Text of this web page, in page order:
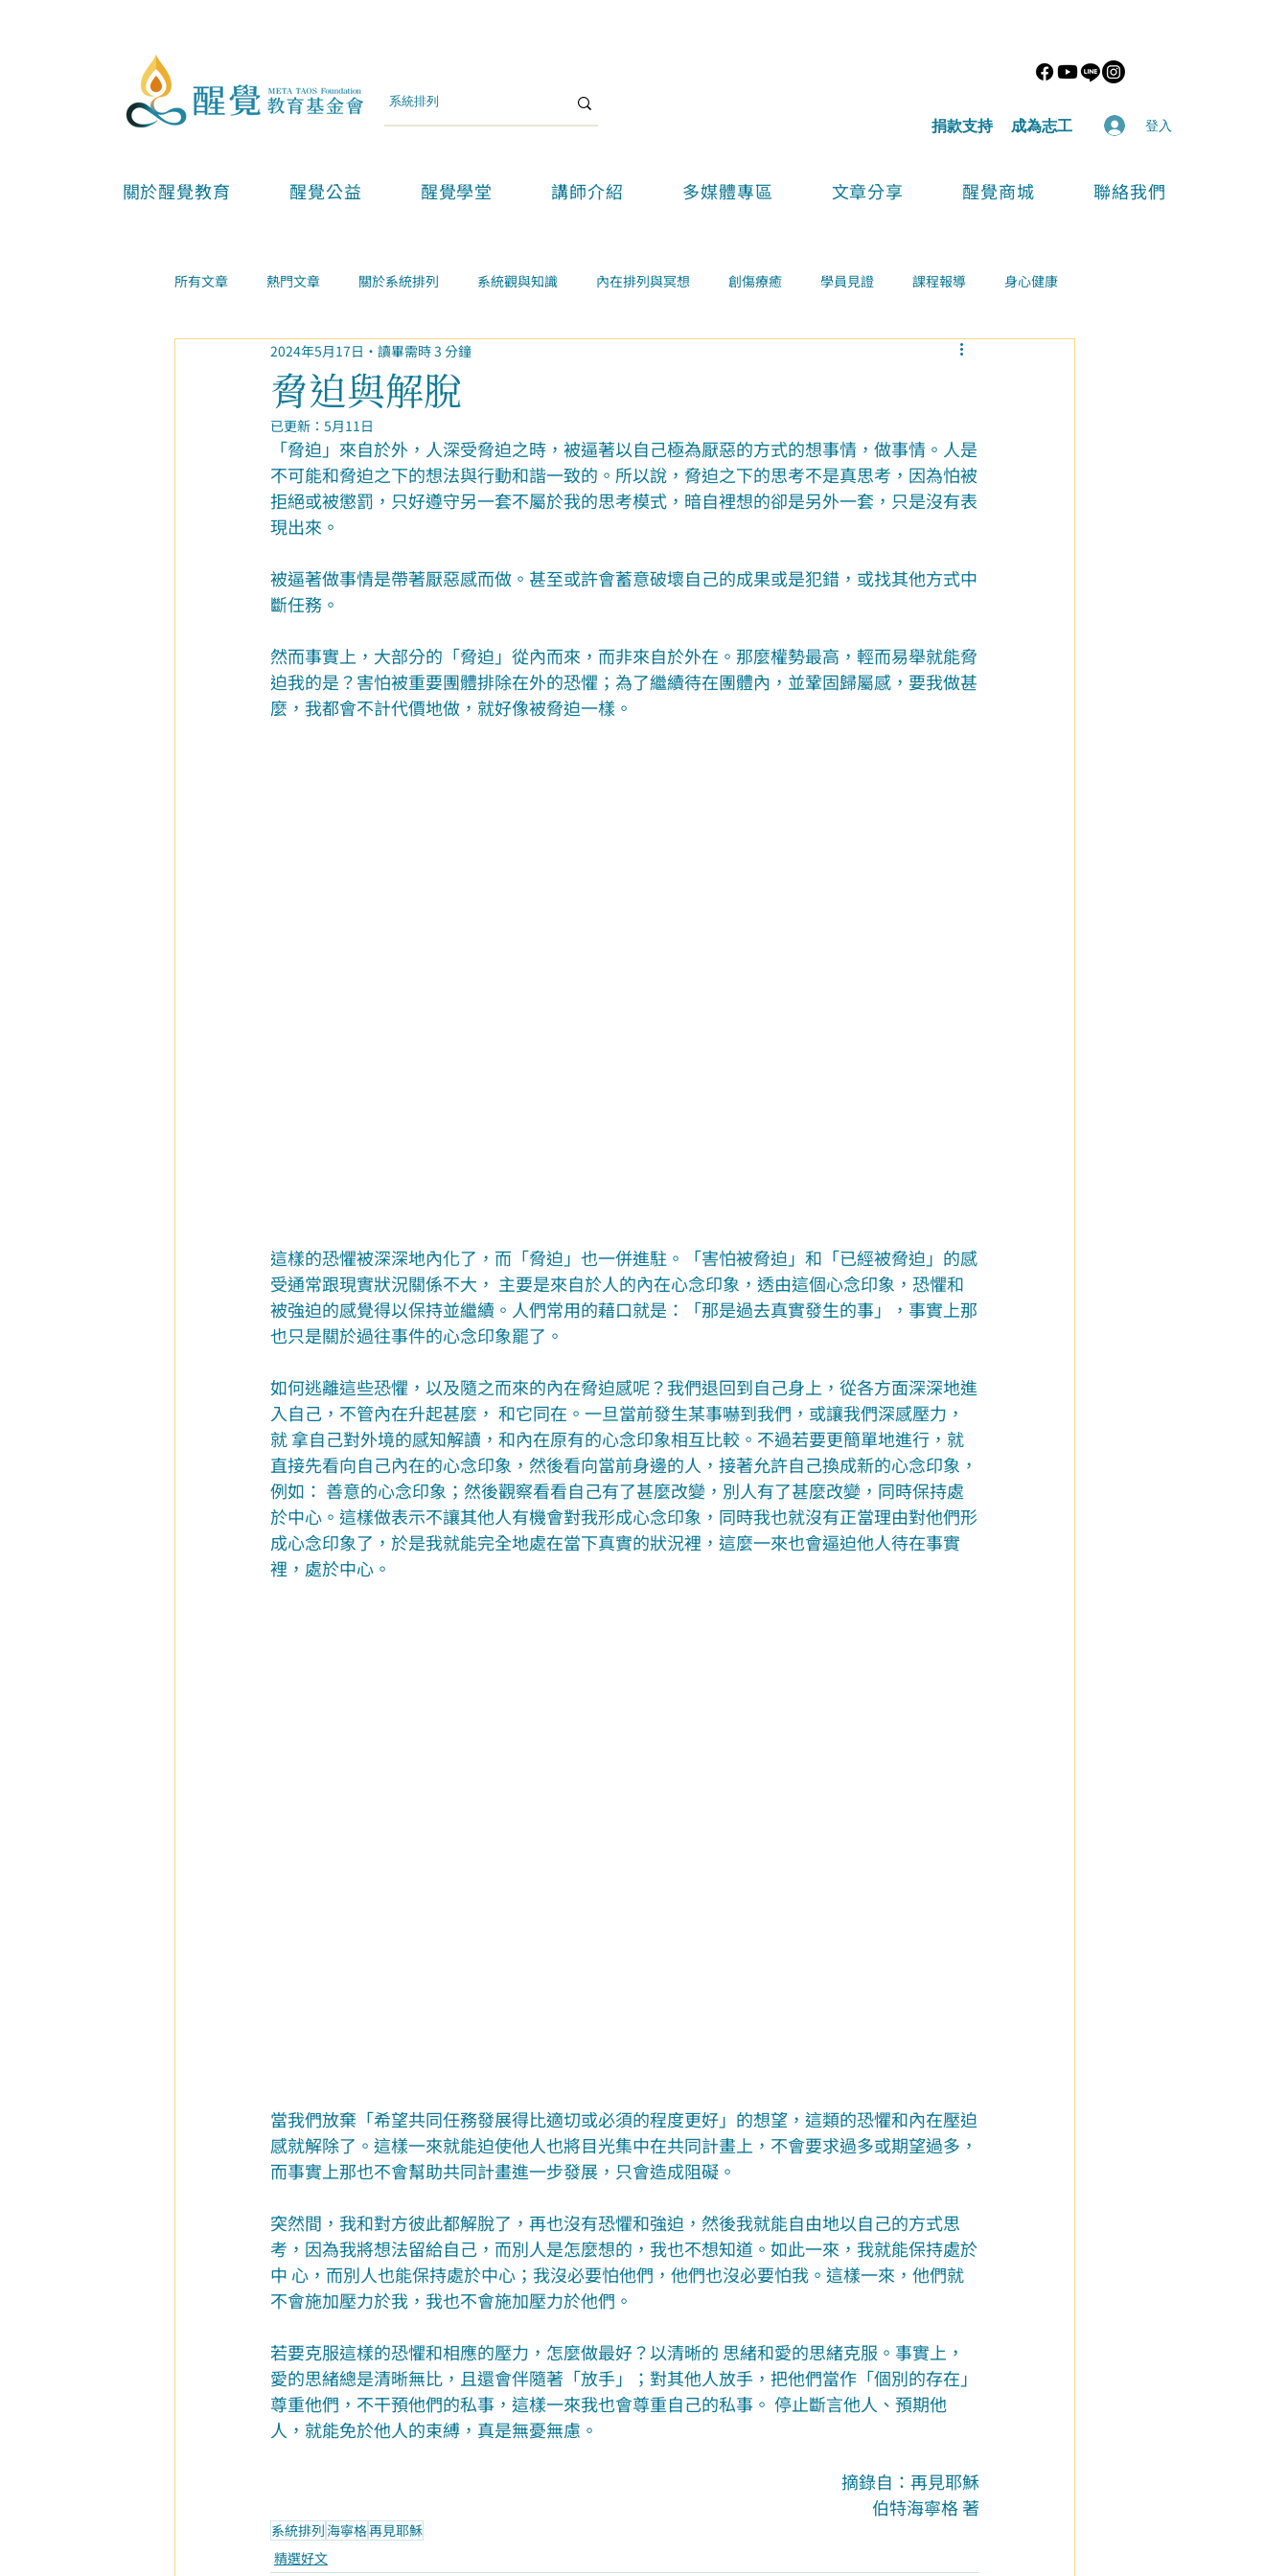
​捐款支持 ​成為志工 登入
關於醒覺教育 醒覺公益 醒覺學堂 講師介紹 多媒體專區 文章分享 醒覺商城 聯絡我們
所有文章 熱門文章 關於系統排列 系統觀與知識 內在排列與冥想 創傷療癒 學員見證 課程報導 身心健康
金錢事業 家庭關係
脅迫與解脫
2024年5月17日 讀畢需時 3 分鐘
已更新： 5月11日
「脅迫」來自於外，人深受脅迫之時，被逼著以自己極為厭惡的方式的想事情，做事情。人是
不可能和脅迫之下的想法與行動和諧一致的。所以說，脅迫之下的思考不是真思考，因為怕被
拒絕或被懲罰，只好遵守另一套不屬於我的思考模式，暗自裡想的卻是另外一套，只是沒有表
現出來。
被逼著做事情是帶著厭惡感而做。甚至或許會蓄意破壞自己的成果或是犯錯，或找其他方式中
斷任務。
然而事實上，大部分的「脅迫」從內而來，而非來自於外在。那麼權勢最高，輕而易舉就能脅
迫我的是？害怕被重要團體排除在外的恐懼；為了繼續待在團體內，並鞏固歸屬感，要我做甚
麼，我都會不計代價地做，就好像被脅迫一樣。
這樣的恐懼被深深地內化了，而「脅迫」也一併進駐。「害怕被脅迫」和「已經被脅迫」的感
受通常跟現實狀況關係不大， 主要是來自於人的內在心念印象，透由這個心念印象，恐懼和
被強迫的感覺得以保持並繼續。人們常用的藉口就是：「那是過去真實發生的事」，事實上那
也只是關於過往事件的心念印象罷了。
如何逃離這些恐懼，以及隨之而來的內在脅迫感呢？我們退回到自己身上，從各方面深深地進
入自己，不管內在升起甚麼， 和它同在。一旦當前發生某事嚇到我們，或讓我們深感壓力，
就 拿自己對外境的感知解讀，和內在原有的心念印象相互比較。不過若要更簡單地進行，就
直接先看向自己內在的心念印象，然後看向當前身邊的人，接著允許自己換成新的心念印象，
例如： 善意的心念印象；然後觀察看看自己有了甚麼改變，別人有了甚麼改變，同時保持處
於中心。這樣做表示不讓其他人有機會對我形成心念印象，同時我也就沒有正當理由對他們形
成心念印象了，於是我就能完全地處在當下真實的狀況裡，這麼一來也會逼迫他人待在事實
裡，處於中心。
當我們放棄「希望共同任務發展得比適切或必須的程度更好」的想望，這類的恐懼和內在壓迫
感就解除了。這樣一來就能迫使他人也將目光集中在共同計畫上，不會要求過多或期望過多，
而事實上那也不會幫助共同計畫進一步發展，只會造成阻礙。
突然間，我和對方彼此都解脫了，再也沒有恐懼和強迫，然後我就能自由地以自己的方式思
考，因為我將想法留給自己，而別人是怎麼想的，我也不想知道。如此一來，我就能保持處於
中 心，而別人也能保持處於中心；我沒必要怕他們，他們也沒必要怕我。這樣一來，他們就
不會施加壓力於我，我也不會施加壓力於他們。
若要克服這樣的恐懼和相應的壓力，怎麼做最好？以清晰的 思緒和愛的思緒克服。事實上，
愛的思緒總是清晰無比，且還會伴隨著「放手」；對其他人放手，把他們當作「個別的存在」
尊重他們，不干預他們的私事，這樣一來我也會尊重自己的私事。 停止斷言他人、預期他
人，就能免於他人的束縛，真是無憂無慮。
摘錄自：再見耶穌
伯特海寧格 著
系統排列海寧格再見耶穌
精選好文